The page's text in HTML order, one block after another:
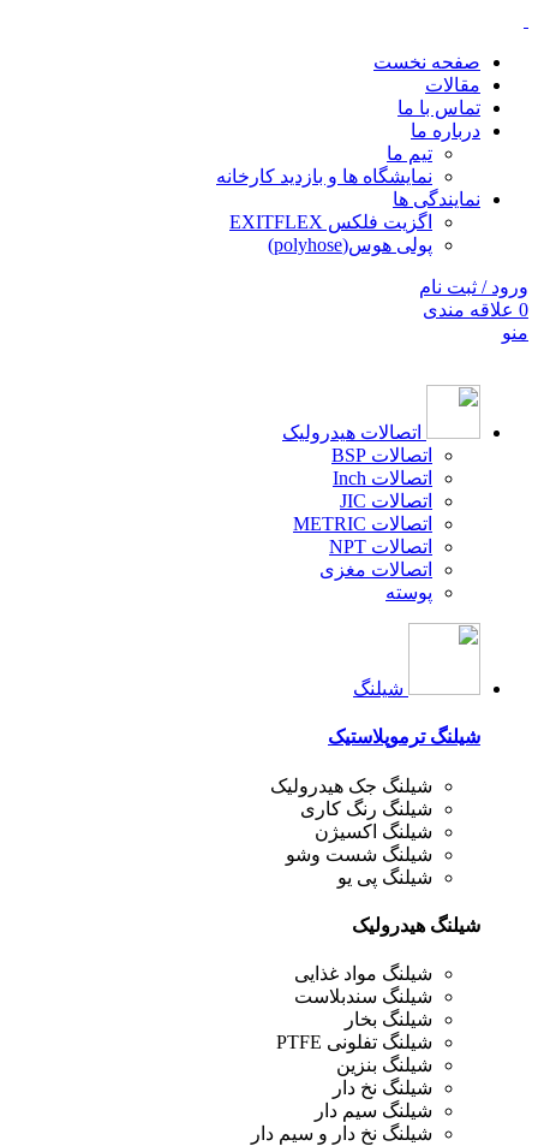
صفحه نخست
مقالات
تماس با ما
درباره ما
تیم ما
نمایشگاه ها و بازدید کارخانه
نمایندگی ها
اگزیت فلکس EXITFLEX
پولی هوس(polyhose)
ورود / ثبت نام
0 علاقه مندی
منو
اتصالات هیدرولیک
اتصالات BSP
اتصالات Inch
اتصالات JIC
اتصالات METRIC
اتصالات NPT
اتصالات مغزی
پوسته
شیلنگ
شیلنگ ترموپلاستیک
شیلنگ جک هیدرولیک
شیلنگ رنگ کاری
شیلنگ اکسیژن
شیلنگ شست وشو
شیلنگ پی یو
شیلنگ هیدرولیک
شیلنگ مواد غذایی
شیلنگ سندبلاست
شیلنگ بخار
شیلنگ تفلونی PTFE
شیلنگ بنزین
شیلنگ نخ دار
شیلنگ سیم دار
شیلنگ نخ دار و سیم دار